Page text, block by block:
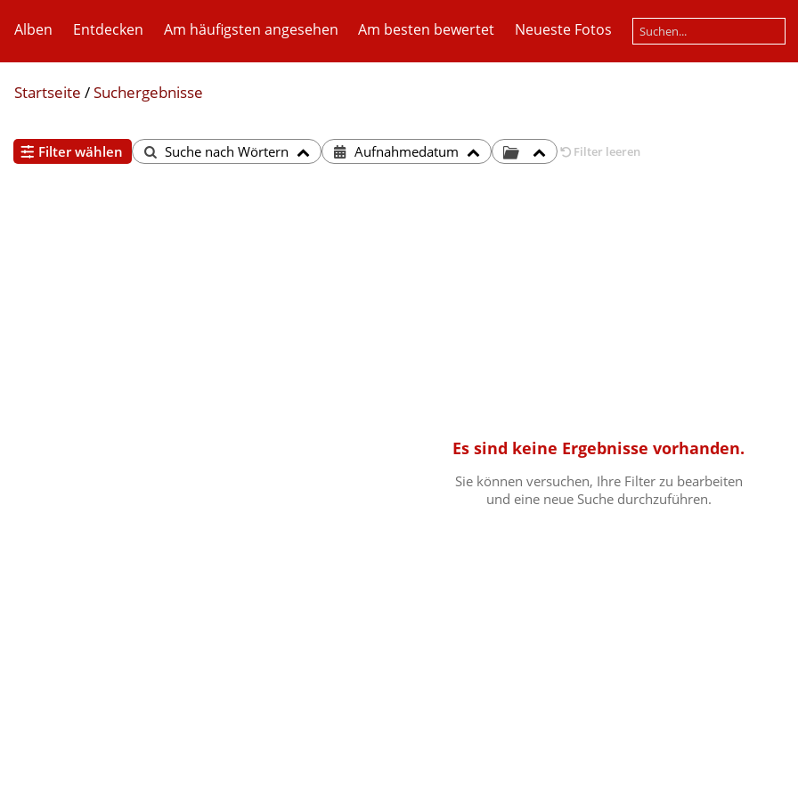
Alben Entdecken Am häufigsten angesehen Am besten bewertet Neueste Fotos
Startseite /Suchergebnisse
Filter wählen Suche nach Wörtern Aufnahmedatum Filter leeren
Es sind keine Ergebnisse vorhanden.
Sie können versuchen, Ihre Filter zu bearbeiten
und eine neue Suche durchzuführen.